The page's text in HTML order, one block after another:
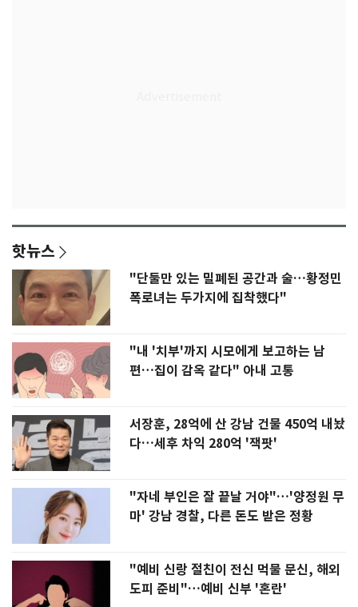
핫뉴스
"단둘만 있는 밀폐된 공간과 술…황정민
폭로녀는 두가지에 집착했다"
"내 '치부'까지 시모에게 보고하는 남
편…집이 감옥 같다" 아내 고통
서장훈, 28억에 산 강남 건물 450억 내놨
다…세후 차익 280억 '잭팟'
"자네 부인은 잘 끝날 거야"…'양정원 무
마' 강남 경찰, 다른 돈도 받은 정황
"예비 신랑 절친이 전신 먹물 문신, 해외
도피 준비"…예비 신부 '혼란'